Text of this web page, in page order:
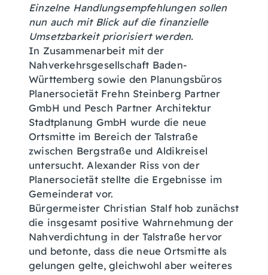
Einzelne Handlungsempfehlungen sollen
nun auch mit Blick auf die finanzielle
Umsetzbarkeit priorisiert werden.
In Zusammenarbeit mit der
Nahverkehrsgesellschaft Baden-
Württemberg sowie den Planungsbüros
Planersocietät Frehn Steinberg Partner
GmbH und Pesch Partner Architektur
Stadtplanung GmbH wurde die neue
Ortsmitte im Bereich der Talstraße
zwischen Bergstraße und Aldikreisel
untersucht. Alexander Riss von der
Planersocietät stellte die Ergebnisse im
Gemeinderat vor.
Bürgermeister Christian Stalf hob zunächst
die insgesamt positive Wahrnehmung der
Nahverdichtung in der Talstraße hervor
und betonte, dass die neue Ortsmitte als
gelungen gelte, gleichwohl aber weiteres